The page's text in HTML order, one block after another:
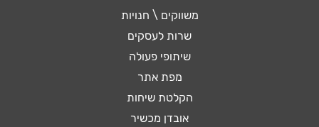
משווקים \ חנויות
שרות לעסקים
שיתופי פעולה
מפת אתר
הקלטת שיחות
אובדן מכשיר